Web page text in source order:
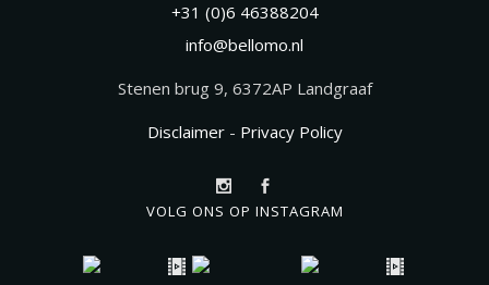
+31 (0)6 46388204
info@bellomo.nl
Stenen brug 9, 6372AP Landgraaf
Disclaimer- Privacy Policy
VOLG ONS OP INSTAGRAM